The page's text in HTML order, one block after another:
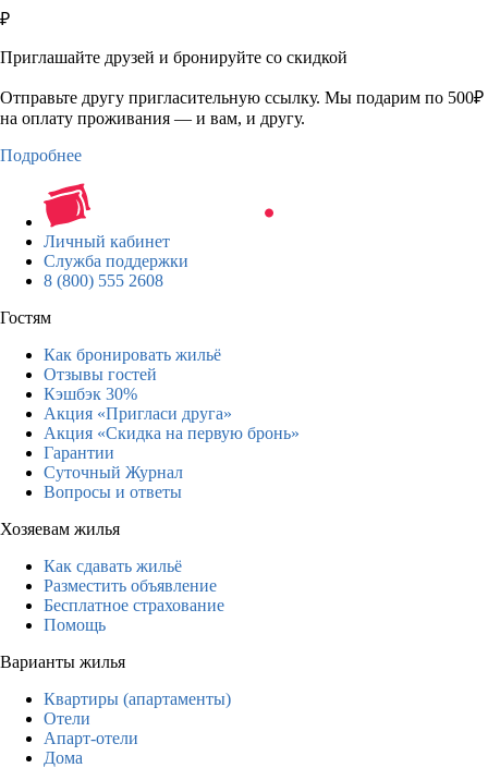
₽
Приглашайте друзей и бронируйте со скидкой
Отправьте другу пригласительную ссылку. Мы подарим по 500₽
на оплату проживания — и вам, и другу.
Подробнее
Личный кабинет
Служба поддержки
8 (800) 555 2608
Гостям
Как бронировать жильё
Отзывы гостей
Кэшбэк 30%
Акция «Пригласи друга»
Акция «Скидка на первую бронь»
Гарантии
Суточный Журнал
Вопросы и ответы
Хозяевам жилья
Как сдавать жильё
Разместить объявление
Бесплатное страхование
Помощь
Варианты жилья
Квартиры (апартаменты)
Отели
Апарт-отели
Дома